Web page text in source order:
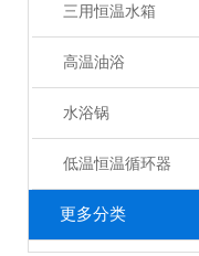
三用恒温水箱
高温油浴
水浴锅
低温恒温循环器
更多分类